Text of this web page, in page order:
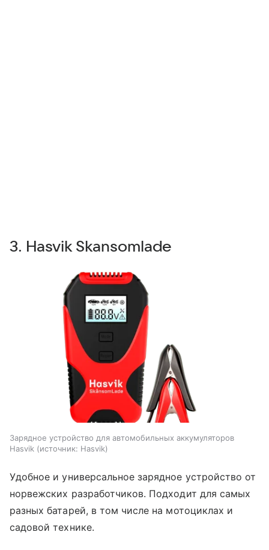
3. Hasvik Skаnsomlade
Зарядное устройство для автомобильных аккумуляторов
Hasvik
источник: Hasvik
Удобное и универсальное зарядное устройство от
норвежских разработчиков. Подходит для самых
разных батарей, в том числе на мотоциклах и
садовой технике.